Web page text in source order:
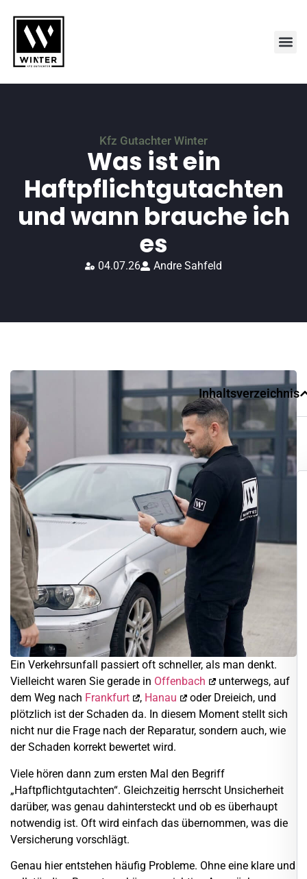
Kfz Gutachter Winter
Was ist ein
Haftpflichtgutachten
und wann brauche ich
es
04.07.26 Andre Sahfeld
Ein Verkehrsunfall passiert oft schneller, als man denkt.
Vielleicht waren Sie gerade in Offenbach
unterwegs, auf
dem Weg nach Frankfurt , Hanau
oder Dreieich, und
plötzlich ist der Schaden da. In diesem Moment stellt sich
nicht nur die Frage nach der Reparatur, sondern auch, wie
der Schaden korrekt bewertet wird.
Viele hören dann zum ersten Mal den Begriff
„Haftpflichtgutachten“. Gleichzeitig herrscht Unsicherheit
darüber, was genau dahintersteckt und ob es überhaupt
notwendig ist. Oft wird einfach das übernommen, was die
Versicherung vorschlägt.
Genau hier entstehen häufig Probleme. Ohne eine klare und
Inhaltsverzeichnis